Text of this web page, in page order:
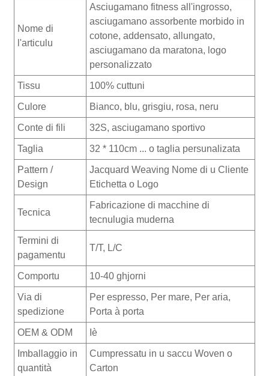
Nome di
l'articulu
Asciugamano fitness all'ingrosso,
asciugamano assorbente morbido in
cotone, addensato, allungato,
asciugamano da maratona, logo
personalizzato
Tissu 100% cuttuni
Culore Bianco, blu, grisgiu, rosa, neru
Conte di fili 32S, asciugamano sportivo
Taglia 32 * 110cm ... o taglia persunalizata
Pattern /
Design
Jacquard Weaving Nome di u Cliente
Etichetta o Logo
Tecnica
Fabricazione di macchine di
tecnulugia muderna
Termini di
pagamentu
T/T, L/C
Comportu 10-40 ghjorni
Via di
spedizione
Per espresso, Per mare, Per aria,
Porta à porta
OEM & ODM Iè
Imballaggio in
quantità
Cumpressatu in u saccu Woven o
Carton